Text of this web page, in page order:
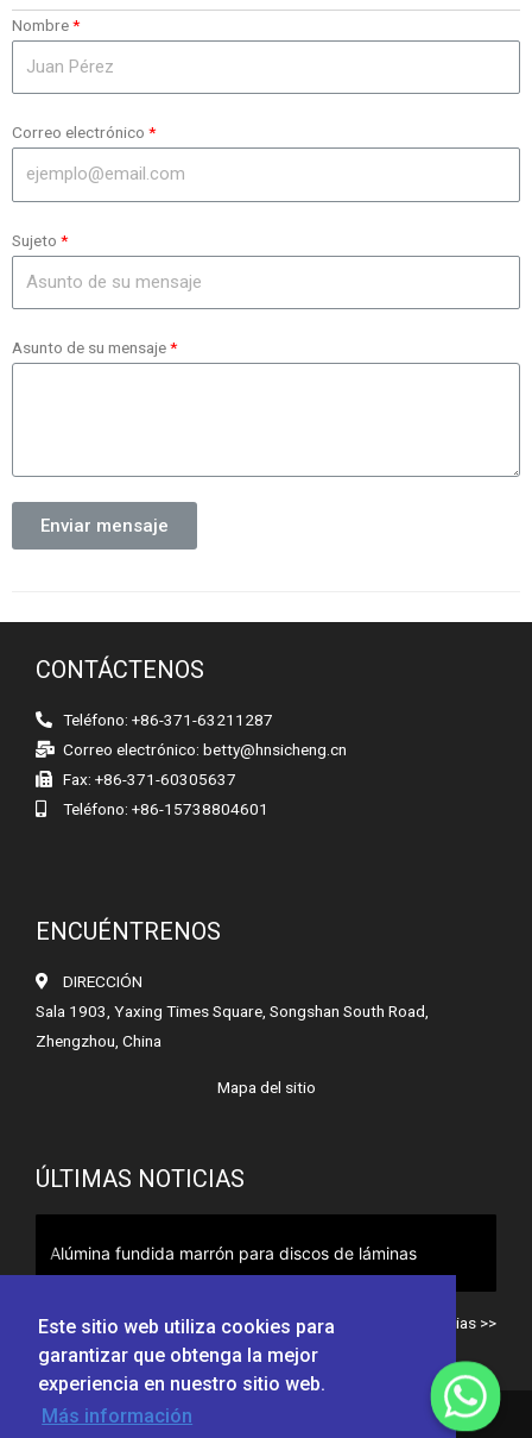
Este sitio web utiliza cookies para
garantizar que obtenga la mejor
experiencia en nuestro sitio web.
Más información
Nombre
Correo electrónico
Sujeto
Asunto de su mensaje
Enviar mensaje
CONTÁCTENOS
Teléfono: +86-371-63211287
Correo electrónico: betty@hnsicheng.cn
Fax: +86-371-60305637
Teléfono: +86-15738804601
ENCUÉNTRENOS
DIRECCIÓN
Sala 1903, Yaxing Times Square, Songshan South Road,
Zhengzhou, China
Mapa del sitio
ÚLTIMAS NOTICIAS
Alúmina fundida marrón para discos de láminas
Todas las noticias >>